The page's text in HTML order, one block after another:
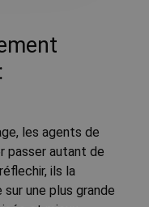
les agents de
passer autant de
ils la
une plus grande